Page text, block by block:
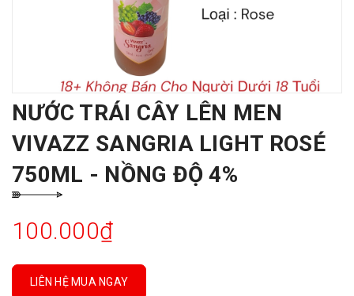
NƯỚC TRÁI CÂY LÊN MEN
VIVAZZ SANGRIA LIGHT ROSÉ
750ML - NỒNG ĐỘ 4%
100.000₫
LIÊN HỆ MUA NGAY